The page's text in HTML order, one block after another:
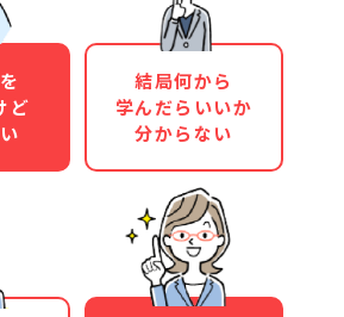
ど
結局何から
学んだらいいか
分からない